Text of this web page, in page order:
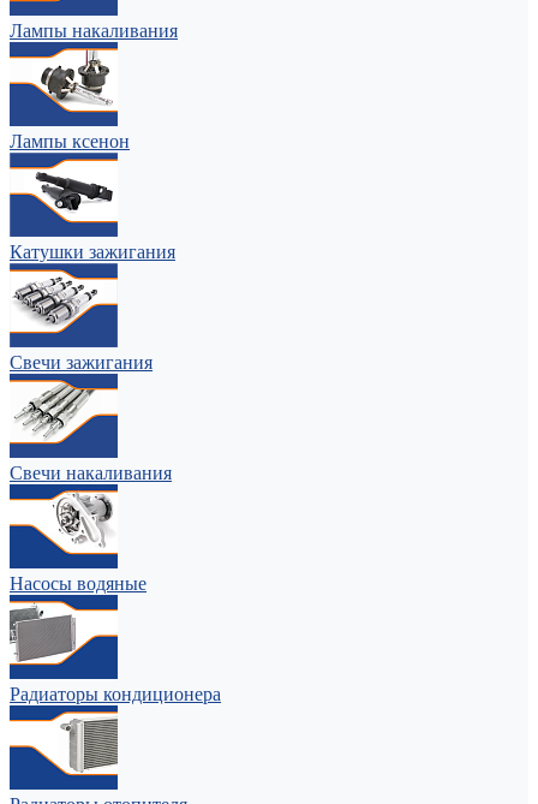
Лампы накаливания
Лампы ксенон
Катушки зажигания
Свечи зажигания
Свечи накаливания
Насосы водяные
Радиаторы кондиционера